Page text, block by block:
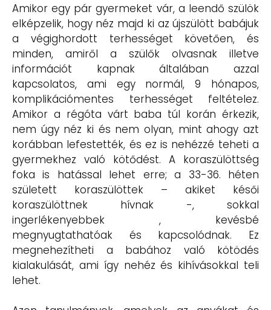
Amikor egy pár gyermeket vár, a leendő szülök
elképzelik, hogy néz majd ki az újszülött babájuk
a végighordott terhességet követően, és
minden, amiről a szülők olvasnak illetve
információt kapnak általában azzal
kapcsolatos, ami egy normál, 9 hónapos,
komplikációmentes terhességet feltételez.
Amikor a régóta várt baba túl korán érkezik,
nem úgy néz ki és nem olyan, mint ahogy azt
korábban lefestették, és ez is nehézzé teheti a
gyermekhez való kötődést. A koraszülöttség
foka is hatással lehet erre; a 33-36. héten
született koraszülöttek – akiket késői
koraszülöttnek hívnak -, sokkal
ingerlékenyebbek , kevésbé
megnyugtathatóak és kapcsolódnak. Ez
megnehezítheti a babához való kötödés
kialakulását, ami így nehéz és kihívásokkal teli
lehet.